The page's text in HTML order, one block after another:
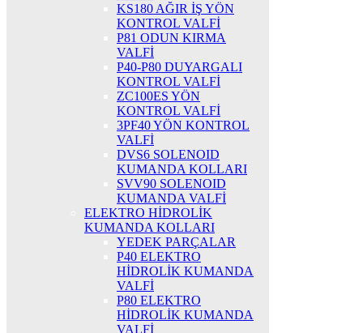
KS180 AĞIR İŞ YÖN
KONTROL VALFİ
P81 ODUN KIRMA
VALFİ
P40-P80 DUYARGALI
KONTROL VALFİ
ZC100ES YÖN
KONTROL VALFİ
3PF40 YÖN KONTROL
VALFİ
DVS6 SOLENOID
KUMANDA KOLLARI
SVV90 SOLENOID
KUMANDA VALFİ
ELEKTRO HİDROLİK
KUMANDA KOLLARI
YEDEK PARÇALAR
P40 ELEKTRO
HİDROLİK KUMANDA
VALFİ
P80 ELEKTRO
HİDROLİK KUMANDA
VALFİ